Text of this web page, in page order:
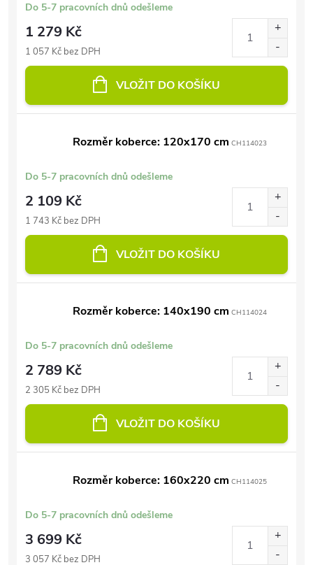
Do 5-7 pracovních dnů odešleme
1 279 Kč
1 057 Kč bez DPH
VLOŽIT DO KOŠÍKU
Rozměr koberce: 120x170 cm CH114023
Do 5-7 pracovních dnů odešleme
2 109 Kč
1 743 Kč bez DPH
VLOŽIT DO KOŠÍKU
Rozměr koberce: 140x190 cm CH114024
Do 5-7 pracovních dnů odešleme
2 789 Kč
2 305 Kč bez DPH
VLOŽIT DO KOŠÍKU
Rozměr koberce: 160x220 cm CH114025
Do 5-7 pracovních dnů odešleme
3 699 Kč
3 057 Kč bez DPH